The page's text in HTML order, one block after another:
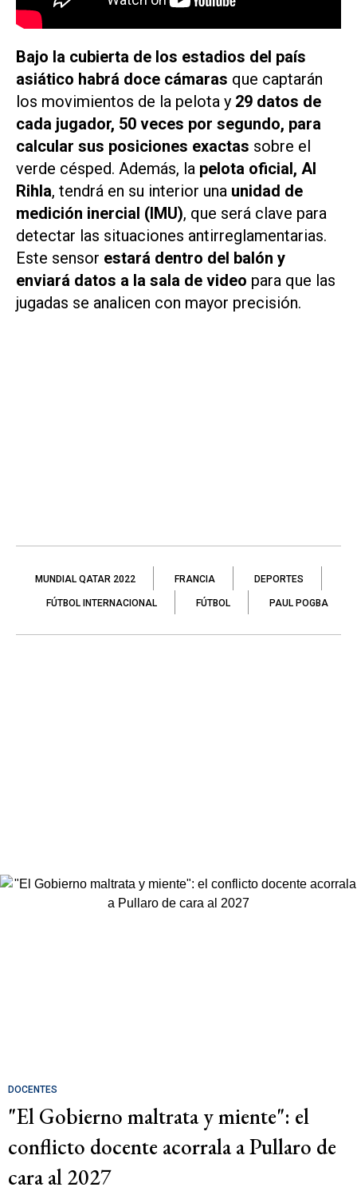
Bajo la cubierta de los estadios del país
asiático habrá doce cámaras que captarán
los movimientos de la pelota y 29 datos de
cada jugador, 50 veces por segundo, para
calcular sus posiciones exactas sobre el
verde césped. Además, la pelota oficial, Al
Rihla, tendrá en su interior una unidad de
medición inercial (IMU), que será clave para
detectar las situaciones antirreglamentarias.
Este sensor estará dentro del balón y
enviará datos a la sala de video para que las
jugadas se analicen con mayor precisión.
MUNDIAL QATAR 2022 FRANCIA DEPORTES
FÚTBOL INTERNACIONAL FÚTBOL PAUL POGBA
DOCENTES
"El Gobierno maltrata y miente": el
conflicto docente acorrala a Pullaro de
cara al 2027